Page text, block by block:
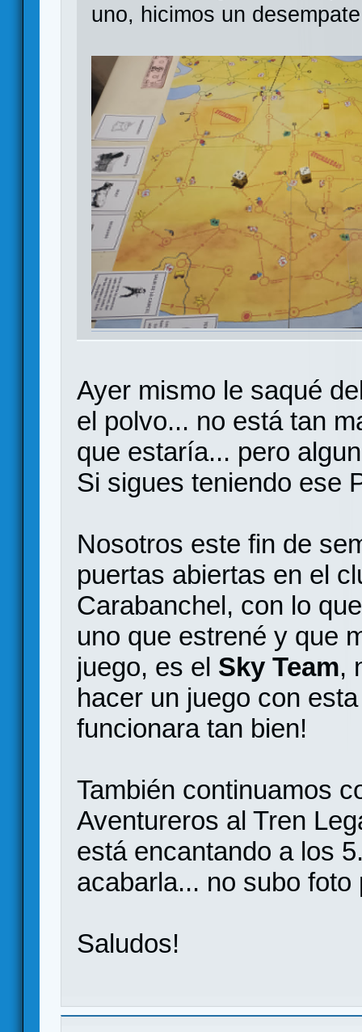
uno, hicimos un
Ayer mismo le saqué
el polvo... no está tan
que estaría... pero
Si sigues teniendo ese
Nosotros este fin de
puertas abiertas en el
Carabanchel, con lo
uno que estrené y que
juego, es el Sky Team,
hacer un juego con
funcionara tan bien!
También continuamos
Aventureros al Tren
está encantando a los
acabarla... no subo
Saludos!